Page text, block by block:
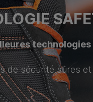
technologies
de sécurité sûres et